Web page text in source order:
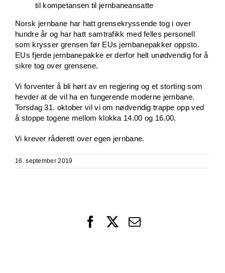
til kompetansen til jernbaneansatte
Norsk jernbane har hatt grensekryssende tog i over
hundre år og har hatt samtrafikk med felles personell
som krysser grensen før EUs jernbanepakker oppsto.
EUs fjerde jernbanepakke er derfor helt unødvendig for å
sikre tog over grensene.
Vi forventer å bli hørt av en regjering og et storting som
hevder at de vil ha en fungerende moderne jernbane.
Torsdag 31. oktober vil vi om nødvendig trappe opp ved
å stoppe togene mellom klokka 14.00 og 16.00.
Vi krever råderett over egen jernbane.
16. september 2019
FacebookEmail